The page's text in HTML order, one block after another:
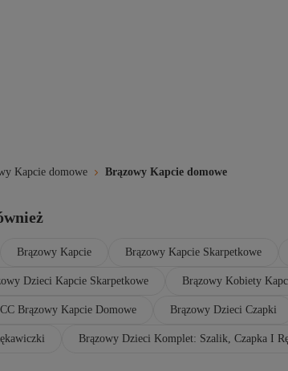
Kapcie domowe Brązowy Kapcie domowe
Brązowy Kapcie Brązowy Kapcie Skarpetkowe
Dzieci Kapcie Skarpetkowe Brązowy Kobiety
Brązowy Kapcie Domowe Brązowy Dzieci Czapki
Brązowy Dzieci Komplet: Szalik, Czapka I